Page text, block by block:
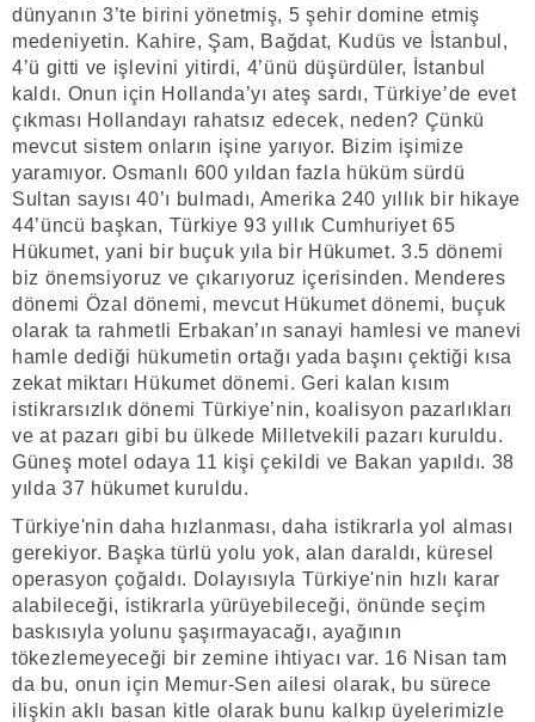
dünyanın 3’te birini yönetmiş, 5 şehir domine etmiş
medeniyetin. Kahire, Şam, Bağdat, Kudüs ve İstanbul,
4’ü gitti ve işlevini yitirdi, 4’ünü düşürdüler, İstanbul
kaldı. Onun için Hollanda’yı ateş sardı, Türkiye’de evet
çıkması Hollandayı rahatsız edecek, neden? Çünkü
mevcut sistem onların işine yarıyor. Bizim işimize
yaramıyor. Osmanlı 600 yıldan fazla hüküm sürdü
Sultan sayısı 40’ı bulmadı, Amerika 240 yıllık bir hikaye
44’üncü başkan, Türkiye 93 yıllık Cumhuriyet 65
Hükumet, yani bir buçuk yıla bir Hükumet. 3.5 dönemi
biz önemsiyoruz ve çıkarıyoruz içerisinden. Menderes
dönemi Özal dönemi, mevcut Hükumet dönemi, buçuk
olarak ta rahmetli Erbakan’ın sanayi hamlesi ve manevi
hamle dediği hükumetin ortağı yada başını çektiği kısa
zekat miktarı Hükumet dönemi. Geri kalan kısım
istikrarsızlık dönemi Türkiye’nin, koalisyon pazarlıkları
ve at pazarı gibi bu ülkede Milletvekili pazarı kuruldu.
Güneş motel odaya 11 kişi çekildi ve Bakan yapıldı. 38
yılda 37 hükumet kuruldu.
Türkiye'nin daha hızlanması, daha istikrarla yol alması
gerekiyor. Başka türlü yolu yok, alan daraldı, küresel
operasyon çoğaldı. Dolayısıyla Türkiye'nin hızlı karar
alabileceği, istikrarla yürüyebileceği, önünde seçim
baskısıyla yolunu şaşırmayacağı, ayağının
tökezlemeyeceği bir zemine ihtiyacı var. 16 Nisan tam
da bu, onun için Memur-Sen ailesi olarak, bu sürece
ilişkin aklı basan kitle olarak bunu kalkıp üyelerimizle